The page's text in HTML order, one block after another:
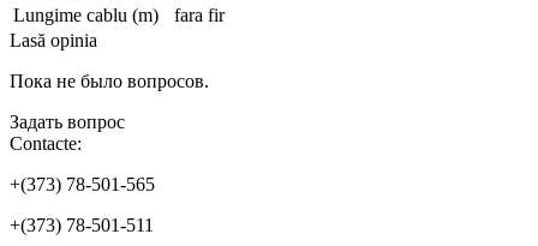
Lungime cablu (m)
fara fir
Lasă opinia
Пока не было вопросов.
Задать вопрос
Contacte:
+(373) 78-501-565
+(373) 78-501-511